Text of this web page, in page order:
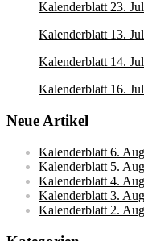
Kalenderblatt 23.
Kalenderblatt 13.
Kalenderblatt 14.
Kalenderblatt 16.
Neue Artikel
Kalenderblatt 6.
Kalenderblatt 5.
Kalenderblatt 4.
Kalenderblatt 3.
Kalenderblatt 2.